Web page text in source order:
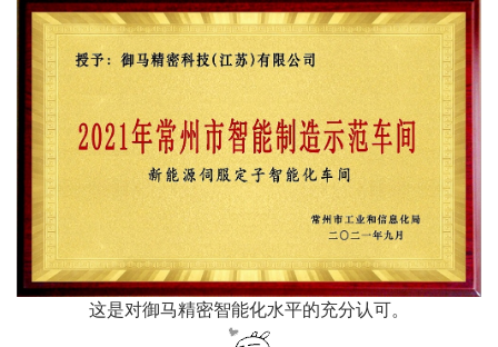
这是对御马精密智能化水平的充分认可。